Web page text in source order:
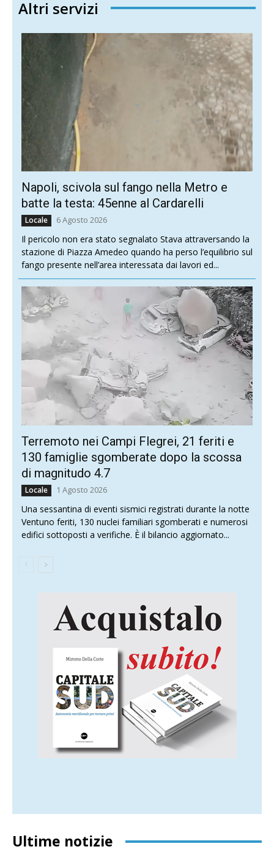
Altri servizi
Napoli, scivola sul fango nella Metro e
batte la testa: 45enne al Cardarelli
Locale 6 Agosto 2026
Il pericolo non era stato segnalato Stava attraversando la
stazione di Piazza Amedeo quando ha perso l’equilibrio sul
fango presente nell’area interessata dai lavori ed...
Terremoto nei Campi Flegrei, 21 feriti e
130 famiglie sgomberate dopo la scossa
di magnitudo 4.7
Locale 1 Agosto 2026
Una sessantina di eventi sismici registrati durante la notte
Ventuno feriti, 130 nuclei familiari sgomberati e numerosi
edifici sottoposti a verifiche. È il bilancio aggiornato...
Ultime notizie